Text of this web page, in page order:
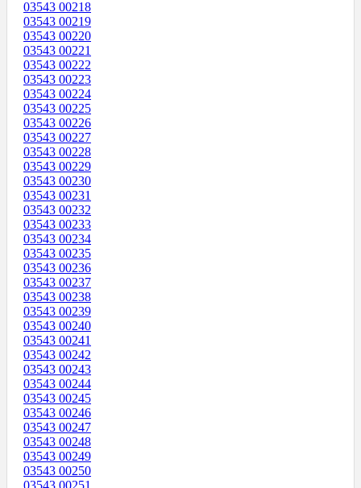
03543 00218
03543 00219
03543 00220
03543 00221
03543 00222
03543 00223
03543 00224
03543 00225
03543 00226
03543 00227
03543 00228
03543 00229
03543 00230
03543 00231
03543 00232
03543 00233
03543 00234
03543 00235
03543 00236
03543 00237
03543 00238
03543 00239
03543 00240
03543 00241
03543 00242
03543 00243
03543 00244
03543 00245
03543 00246
03543 00247
03543 00248
03543 00249
03543 00250
03543 00251